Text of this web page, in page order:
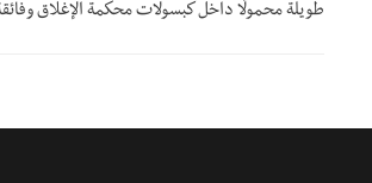
طويلة محمولًا داخل كبسولات محكمة الإغلاق